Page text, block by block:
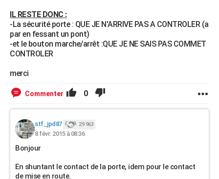
IL RESTE DONC :
-La sécurité porte : QUE JE N'ARRIVE PAS A CONTROLER (a
par en fessant un pont)
-et le bouton marche/arrêt :QUE JE NE SAIS PAS COMMET
CONTROLER
merci
Commenter 0
stf_jpd87 29 963
8 févr. 2015 à 08:36
Bonjour
En shuntant le contact de la porte, idem pour le contact
de mise en route.